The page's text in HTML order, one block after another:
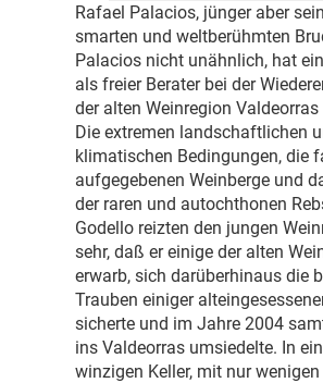
Rafael Palacios, jünger aber
smarten und weltberühmten
Palacios nicht unähnlich, hat
als freier Berater bei der
der alten Weinregion
Die extremen landschaftlichen
klimatischen Bedingungen, die
aufgegebenen Weinberge und
der raren und autochthonen
Godello reizten den jungen
sehr, daß er einige der alten
erwarb, sich darüberhinaus die
Trauben einiger
sicherte und im Jahre 2004
ins Valdeorras umsiedelte. In
winzigen Keller, mit nur